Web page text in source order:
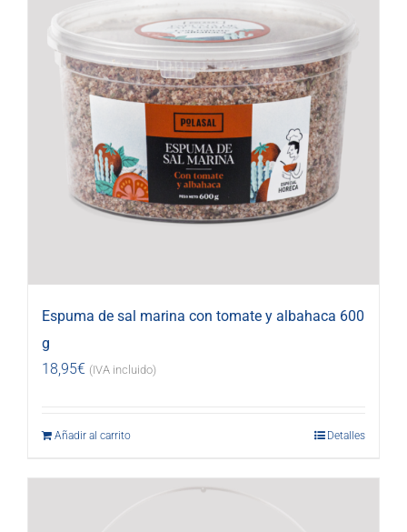
Espuma de sal marina con tomate y albahaca 600
g
18,95€ (IVA incluido)
Añadir al carrito Detalles